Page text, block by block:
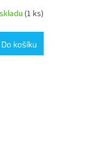
(1 ks)
Do košíku